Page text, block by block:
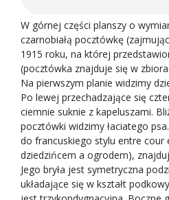
W górnej części planszy o
czarnobiałą pocztówkę
1915 roku, na której
(pocztówka znajduje się w
Na pierwszym planie widzimy
Po lewej przechadzające się
ciemnie suknie z kapeluszami.
pocztówki widzimy łaciatego
do francuskiego stylu entre cour
dziedzińcem a ogrodem),
Jego bryła jest symetryczna
układające się w kształt